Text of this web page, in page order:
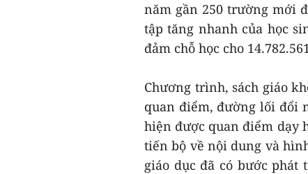
năm gần 250 trường mới
tập tăng nhanh của học
đảm chỗ học cho
Chương trình, sách giáo
quan điểm, đường lối đổi
hiện được quan điểm dạy
tiến bộ về nội dung và
giáo dục đã có bước